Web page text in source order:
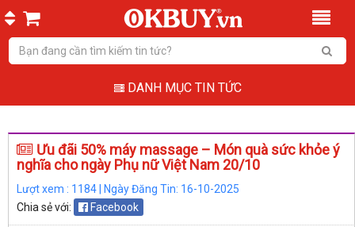
DANH MỤC TIN TỨC
Ưu đãi 50% máy massage – Món quà sức khỏe ý
nghĩa cho ngày Phụ nữ Việt Nam 20/10
Lượt xem : 1184 | Ngày Đăng Tin: 16-10-2025
Chia sẻ với:
Facebook